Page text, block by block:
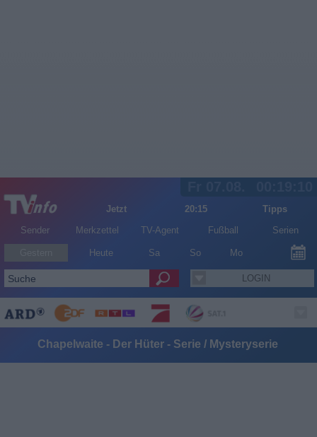
Jetzt 20:15
Tipps
Sender
Merkzettel TV-Agent Fußball Serien
Heute Sa So Mo
LOGIN
Chapelwaite - Der Hüter - Serie / Mysteryserie